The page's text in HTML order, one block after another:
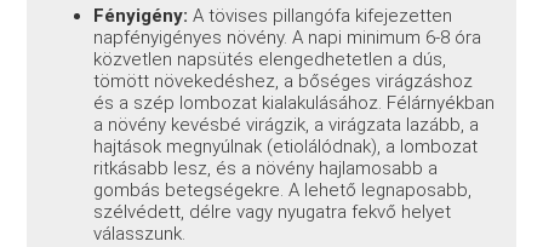
Fényigény: A tövises pillangófa kifejezetten
napfényigényes növény. A napi minimum 6-8 óra
közvetlen napsütés elengedhetetlen a dús,
tömött növekedéshez, a bőséges virágzáshoz
és a szép lombozat kialakulásához. Félárnyékban
a növény kevésbé virágzik, a virágzata lazább, a
hajtások megnyúlnak (etiolálódnak), a lombozat
ritkásabb lesz, és a növény hajlamosabb a
gombás betegségekre. A lehető legnaposabb,
szélvédett, délre vagy nyugatra fekvő helyet
válasszunk.